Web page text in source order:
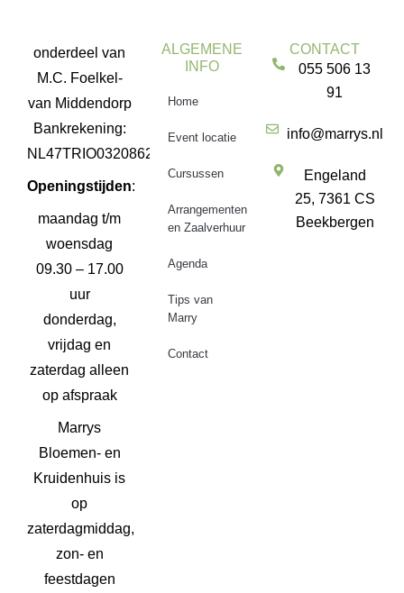
onderdeel van
M.C. Foelkel-
van Middendorp
Bankrekening:
NL47TRIO0320862291
Openingstijden:
maandag t/m
woensdag
09.30 – 17.00
uur
donderdag,
vrijdag en
zaterdag alleen
op afspraak
Marrys
Bloemen- en
Kruidenhuis is
op
zaterdagmiddag,
zon- en
feestdagen
ALGEMENE
INFO
Home
Event locatie
Cursussen
Arrangementen
en Zaalverhuur
Agenda
Tips van
Marry
Contact
CONTACT
055 506 13
91
info@marrys.nl
Engeland
25, 7361 CS
Beekbergen